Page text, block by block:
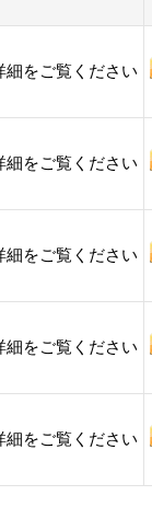
細をご覧ください
細をご覧ください
細をご覧ください
細をご覧ください
細をご覧ください